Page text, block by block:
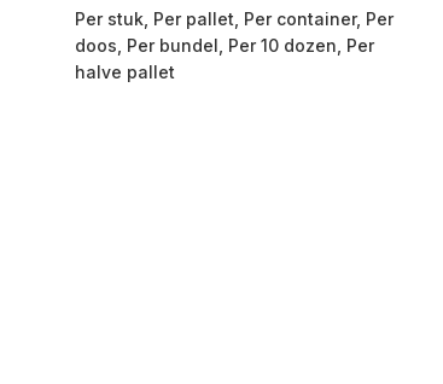
Per stuk, Per pallet, Per container, Per
doos, Per bundel, Per 10 dozen, Per
halve pallet